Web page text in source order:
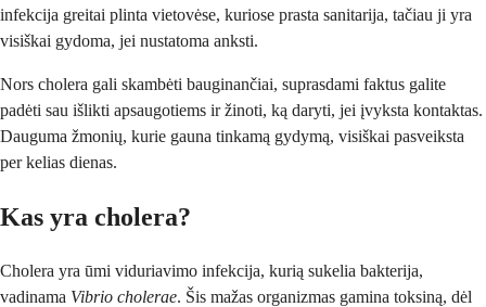
infekcija greitai plinta vietovėse, kuriose prasta sanitarija, tačiau ji yra
visiškai gydoma, jei nustatoma anksti.
Nors cholera gali skambėti bauginančiai, suprasdami faktus galite
padėti sau išlikti apsaugotiems ir žinoti, ką daryti, jei įvyksta kontaktas.
Dauguma žmonių, kurie gauna tinkamą gydymą, visiškai pasveiksta
per kelias dienas.
Kas yra cholera?
Cholera yra ūmi viduriavimo infekcija, kurią sukelia bakterija,
vadinama Vibrio cholerae. Šis mažas organizmas gamina toksiną, dėl